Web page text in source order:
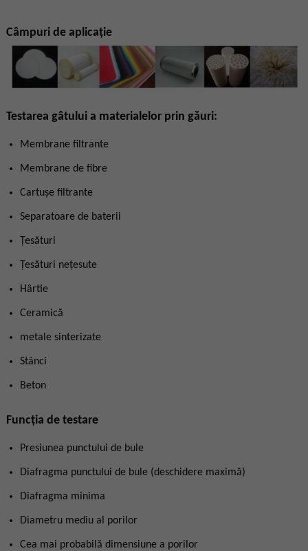
Câmpuri de aplicație
Testarea gâtului a materialelor prin găuri:
Membrane filtrante
Membrane de fibre
Cartușe filtrante
Separatoare de baterii
Țesături
Țesături nețesute
Hârtie
Ceramică
metale sinterizate
Stânci
Beton
Funcția de testare
Presiunea punctului de bule
Diafragma punctului de bule (deschidere maximă)
Diafragma minima
Diametru mediu al porilor
Cea mai probabilă dimensiune a porilor